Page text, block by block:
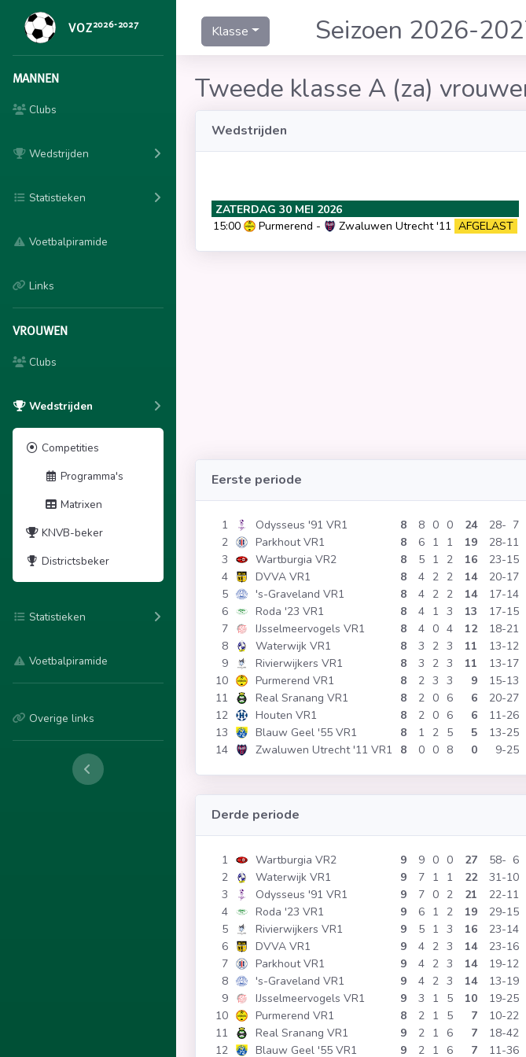
VOZ2026-2027
MANNEN
Clubs
Wedstrijden
Statistieken
Voetbalpiramide
Links
VROUWEN
Clubs
Wedstrijden
Competities
Programma's
Matrixen
KNVB-beker
Districtsbeker
Statistieken
Voetbalpiramide
Overige links
Klasse
Seizoen 2026-
Tweede klasse A (za)
Wedstrijden
ZATERDAG 30 MEI 2026
15:00
Purmerend - Zwaluwen Utrecht '11 AFGELAST
Eerste periode
1 Odysseus '91 VR1 8 8 0 0 24 28 7
2
Parkhout VR1 8 6 1 1 19 28 11
3
Wartburgia VR2 8 5 1 2 16 23 15
4
DVVA VR1 8 4 2 2 14 20 17
5
's-Graveland VR1 8 4 2 2 14 17 14
6
Roda '23 VR1 8 4 1 3 13 17 15
7
IJsselmeervogels VR1 8 4 0 4 12 18 21
8
Waterwijk VR1 8 3 2 3 11 13 12
9
Rivierwijkers VR1 8 3 2 3 11 13 17
10
Purmerend VR1 8 2 3 3 9 15 13
11
Real Sranang VR1 8 2 0 6 6 20 27
12
Houten VR1 8 2 0 6 6 11 26
13
Blauw Geel '55 VR1 8 1 2 5 5 13 25
14
Zwaluwen Utrecht '11 VR1 8 0 0 8 0 9 25
Derde periode
1 Wartburgia VR2 9 9 0 0 27 58 6
2
Waterwijk VR1 9 7 1 1 22 31 10
3
Odysseus '91 VR1 9 7 0 2 21 22 11
4
Roda '23 VR1 9 6 1 2 19 29 15
5
Rivierwijkers VR1 9 5 1 3 16 23 14
6
DVVA VR1 9 4 2 3 14 23 16
7
Parkhout VR1 9 4 2 3 14 19 12
8
's-Graveland VR1 9 4 2 3 14 13 19
9
IJsselmeervogels VR1 9 3 1 5 10 19 25
10
Purmerend VR1 8 2 1 5 7 10 22
11
Real Sranang VR1 9 2 1 6 7 18 42
12
Blauw Geel '55 VR1 9 2 1 6 7 11 36